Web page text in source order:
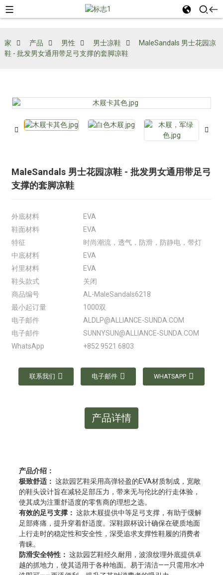
家 产品 男性 男士凉鞋
MaleSandals 男士花园凉
鞋 - 批发男女通用带足弓支撑的套脚凉鞋
MaleSandals 男士花园凉鞋 - 批发男女通用带足弓
支撑的套脚凉鞋
外底材料
EVA
鞋面材料
EVA
特征
时尚潮流，透气，防滑，防静电，带灯
中底材料
EVA
衬里材料
EVA
鞋头款式
关闭
商品编号
AL-MaleSandals6218
最小起订量
1000双
电子邮件
ALDLP@ALLIANCE-SUNDA.COM
电子邮件
SUNNYSUN@ALLIANCE-SUNDA.COM
WhatsApp
+852 9521 6803
联系我们 电子邮件 WHATSAPP
产品详情
产品介绍：
极致舒适： 这款园艺鞋采用高弹轻盈的EVA材质制成，宽敞
的鞋头设计旨在减轻足部压力，带来无与伦比的行走体验，
使其成为注重舒适度的零售商的理想之选。
有效的足弓支撑： 这款木屐提供中等足弓支撑，有助于缓解
足部疼痛，提升穿着舒适度。深鞋跟杯设计确保在硬质地面
上行走时的稳定性和安全性，深受追求支撑性鞋履的消费者
青睐。
防滑安全特性： 这款园艺鞋经久耐用，波浪纹理外底提供卓
越的抓地力，使其适用于各种地面。易于清洁——只需用水冲